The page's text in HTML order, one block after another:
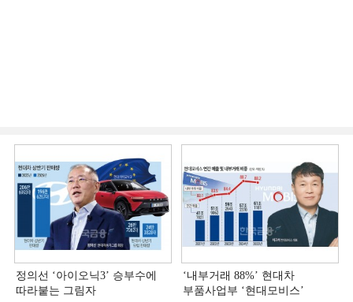
정의선 ‘아이오닉3ʼ 승부수에
따라붙는 그림자
‘내부거래 88%ʼ 현대차
부품사업부 ‘현대모비스ʼ